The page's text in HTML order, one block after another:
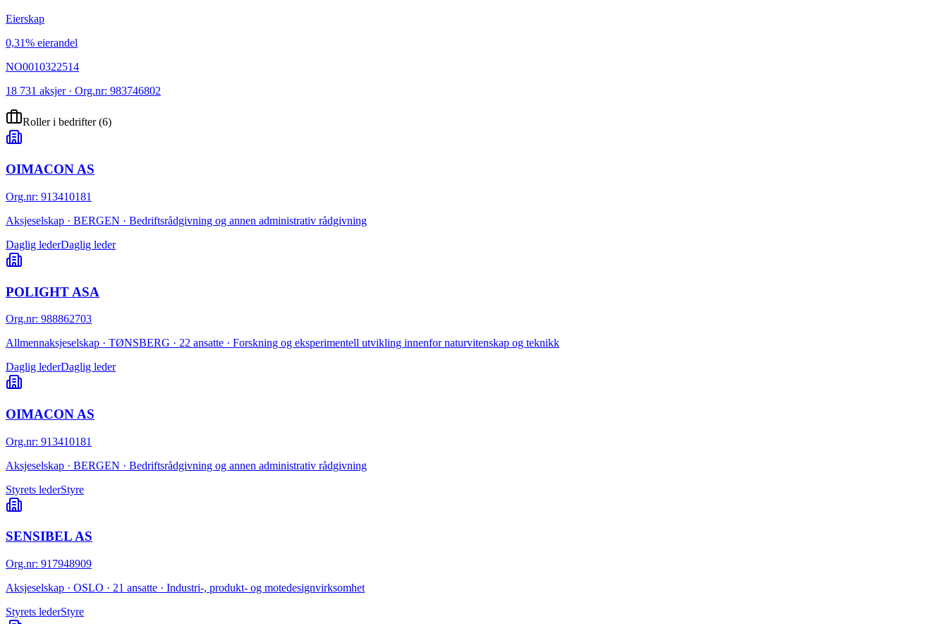
Eierskap
0,31% eierandel
NO0010322514
18 731 aksjer · Org.nr: 983746802
Roller i bedrifter(6)
OIMACON AS
Org.nr: 913410181
Aksjeselskap · BERGEN · Bedriftsrådgivning og annen administrativ rådgivning
Daglig lederDaglig leder
POLIGHT ASA
Org.nr: 988862703
Allmennaksjeselskap · TØNSBERG · 22 ansatte · Forskning og eksperimentell utvikling innenfor naturvitenskap og teknikk
Daglig lederDaglig leder
OIMACON AS
Org.nr: 913410181
Aksjeselskap · BERGEN · Bedriftsrådgivning og annen administrativ rådgivning
Styrets lederStyre
SENSIBEL AS
Org.nr: 917948909
Aksjeselskap · OSLO · 21 ansatte · Industri-, produkt- og motedesignvirksomhet
Styrets lederStyre